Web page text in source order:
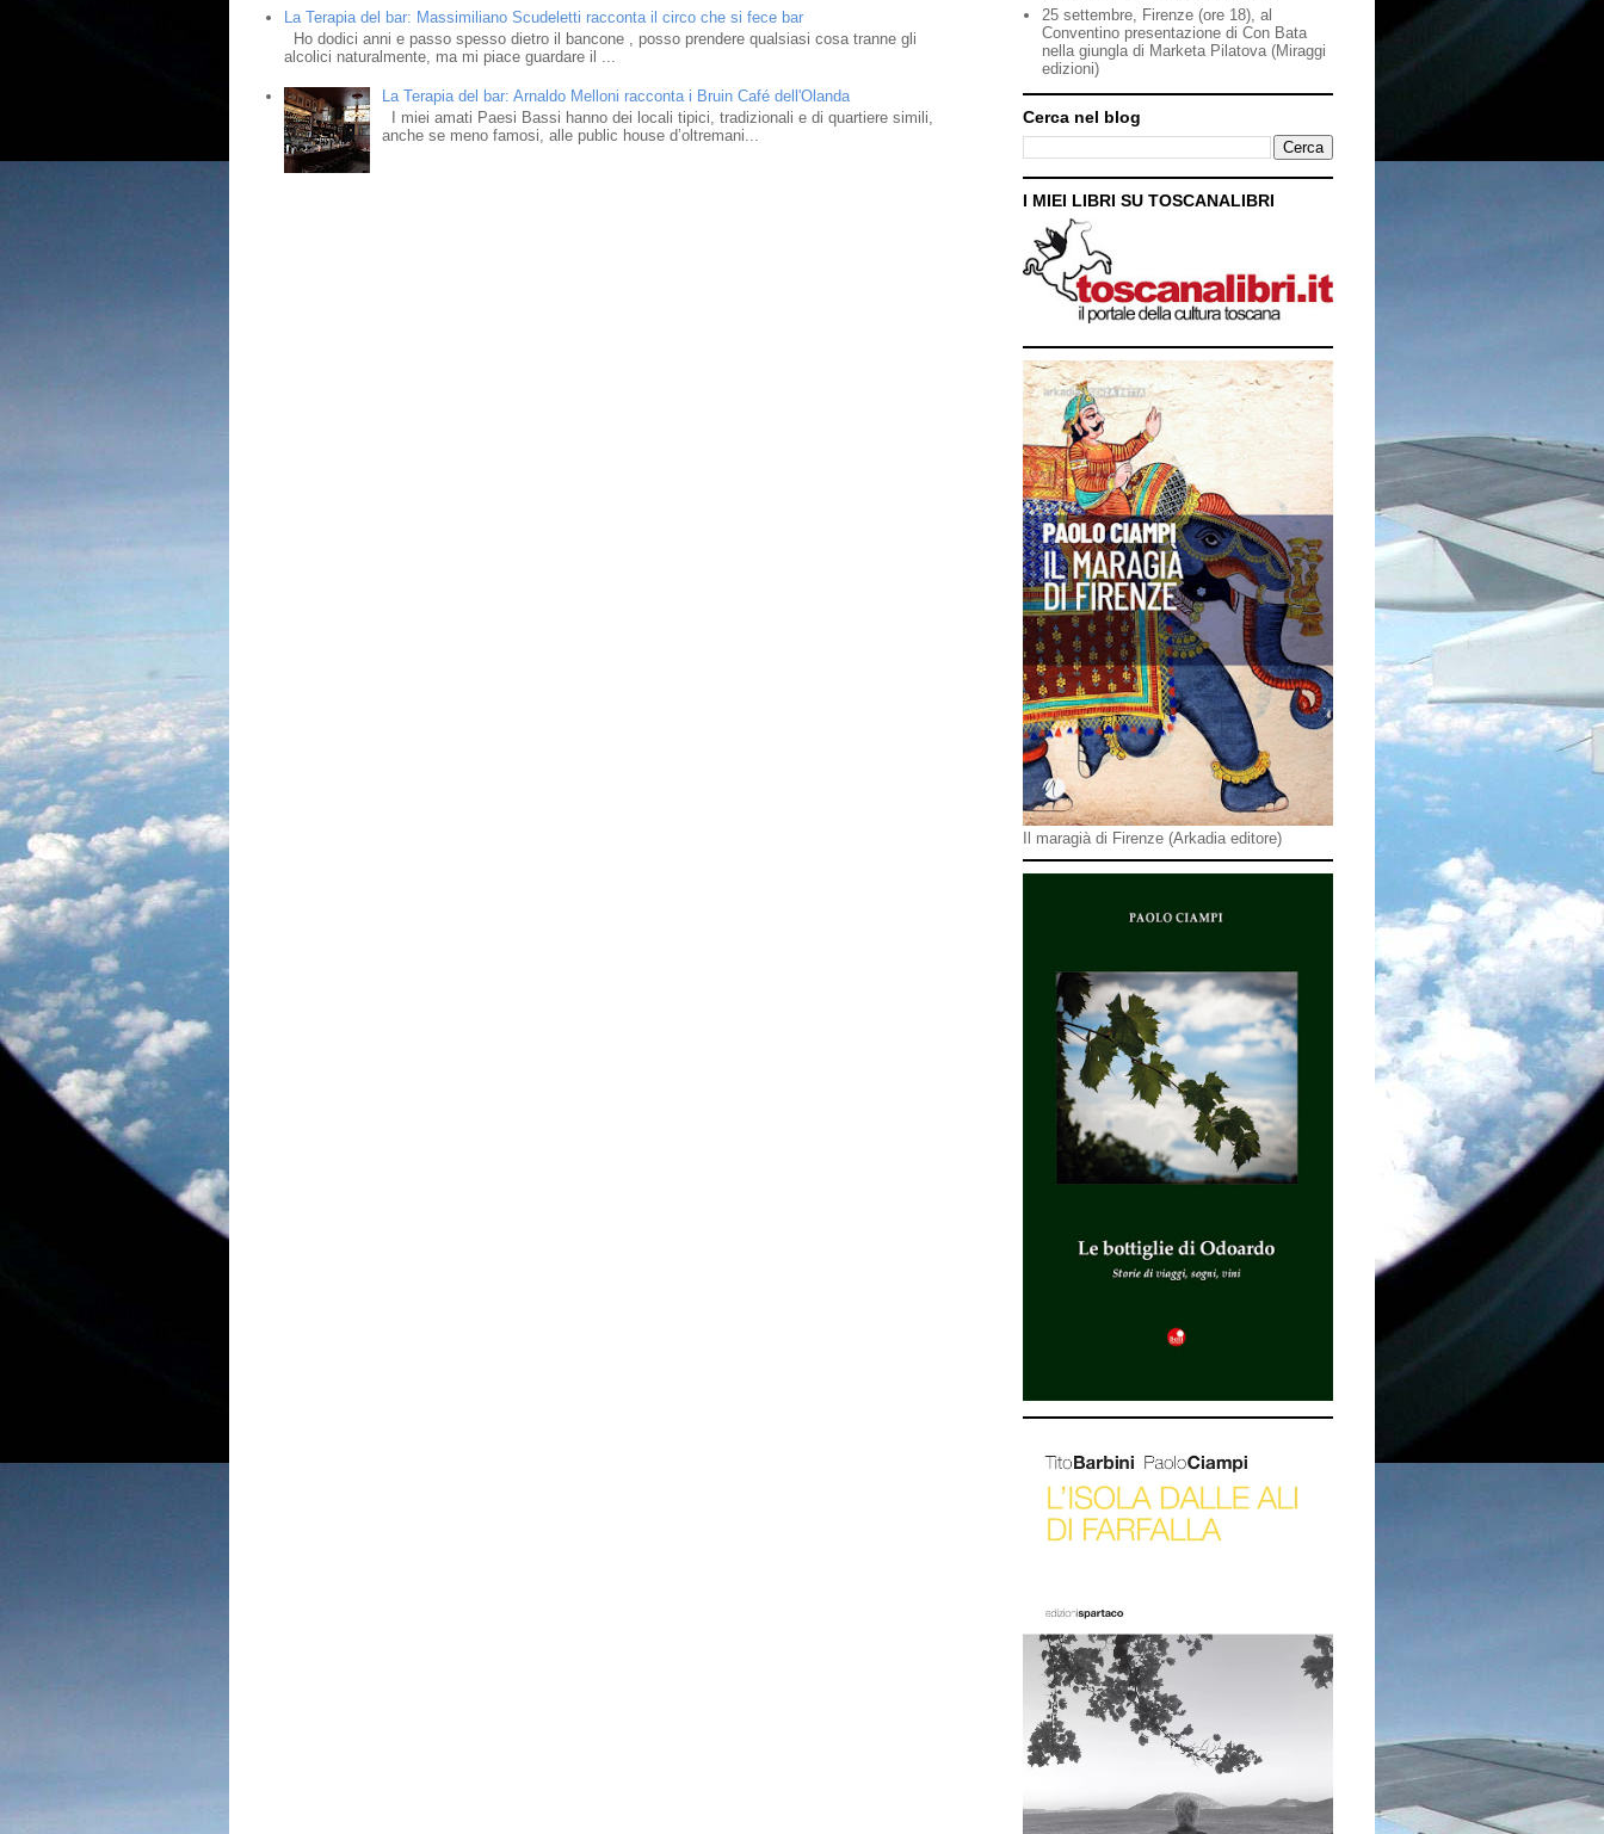
La Terapia del bar: Massimiliano Scudeletti racconta il circo che si fece bar
Ho dodici anni e passo spesso dietro il bancone , posso prendere qualsiasi cosa tranne gli
alcolici naturalmente, ma mi piace guardare il ...
La Terapia del bar: Arnaldo Melloni racconta i Bruin Café dell'Olanda
I miei amati Paesi Bassi hanno dei locali tipici, tradizionali e di quartiere simili,
anche se meno famosi, alle public house d’oltremani...
25 settembre, Firenze (ore 18), al
Conventino presentazione di Con Bata
nella giungla di Marketa Pilatova (Miraggi
edizioni)
Cerca nel blog
I MIEI LIBRI SU TOSCANALIBRI
Il maragià di Firenze (Arkadia editore)